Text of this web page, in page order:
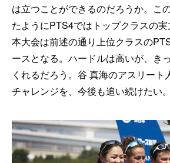
は立つことができるのだろうか。こ
たようにPTS4ではトップクラスの実
本大会は前述の通り上位クラスの
ースとなる。ハードルは高いが、き
くれるだろう。谷 真海のアスリート
チャレンジを、今後も追い続けたい。